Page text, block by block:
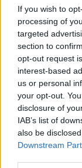
If you wish to
processing of
targeted
section to
opt-out request
interest-based
us or personal
your opt-out.
disclosure of
IAB’s list of
also be
Downstream